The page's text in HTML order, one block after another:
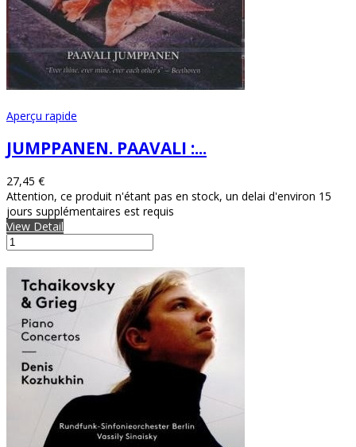
Aperçu rapide
JUMPPANEN. PAAVALI :...
27,45 €
Attention, ce produit n'étant pas en stock, un delai d'environ 15
jours supplémentaires est requis
View Detail